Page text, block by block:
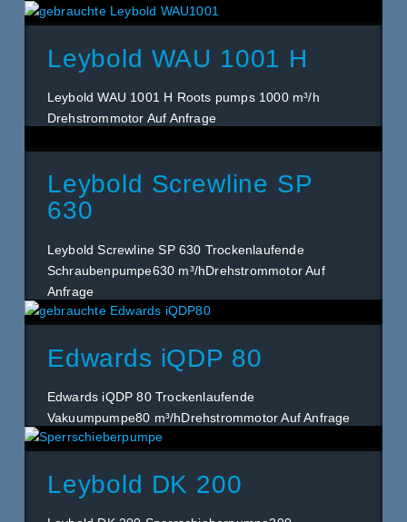
Leybold WAU 1001 H
Leybold WAU 1001 H Roots pumps 1000 m³/h
Drehstrommotor Auf Anfrage
Leybold Screwline SP
630
Leybold Screwline SP 630 Trockenlaufende
Schraubenpumpe630 m³/hDrehstrommotor Auf
Anfrage
Edwards iQDP 80
Edwards iQDP 80 Trockenlaufende
Vakuumpumpe80 m³/hDrehstrommotor Auf Anfrage
Leybold DK 200